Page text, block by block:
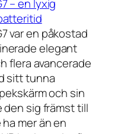
– en lyxig
var en påkostad
elegant
flera avancerade
sitt tunna
och sin
sig främst till
mer än en